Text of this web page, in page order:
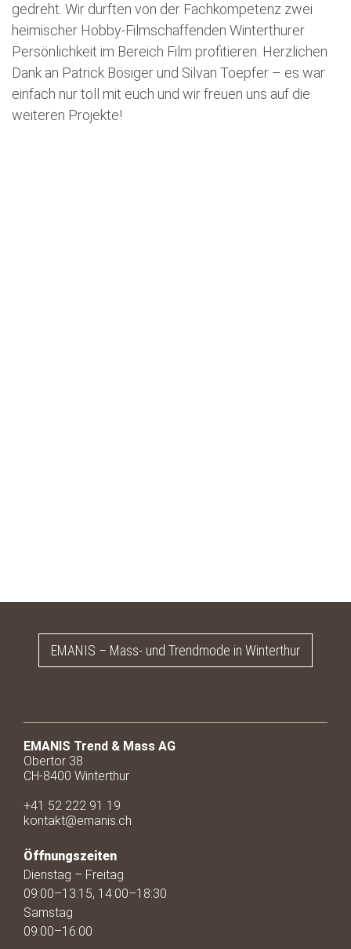
gedreht. Wir durften von der Fachkompetenz zwei
heimischer Hobby-Filmschaffenden Winterthurer
Persönlichkeit im Bereich Film profitieren. Herzlichen
Dank an Patrick Bösiger und Silvan Toepfer – es war
einfach nur toll mit euch und wir freuen uns auf die
weiteren Projekte!
EMANIS – Mass- und Trendmode in Winterthur
EMANIS Trend & Mass AG
Obertor 38
CH-8400 Winterthur
+41 52 222 91 19
kontakt@emanis.ch
Öffnungszeiten
Dienstag – Freitag
09:00–13:15, 14:00–18:30
Samstag
09:00–16:00